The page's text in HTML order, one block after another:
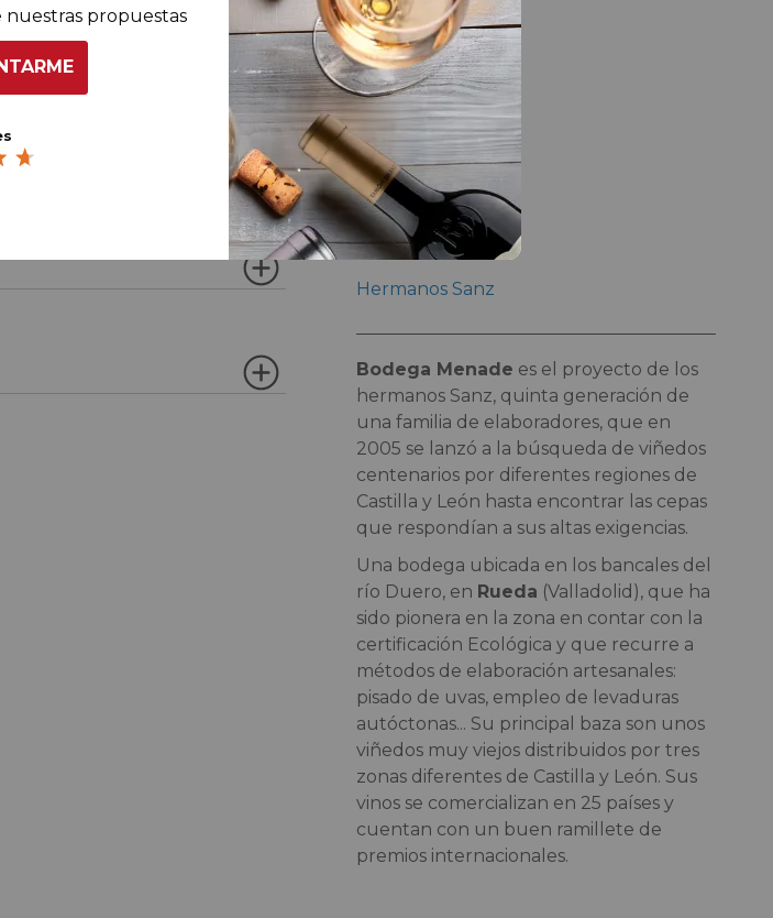
y elegante.
Bodega
Bodega Menade
Enólogo
Richard Sanz
Bodeguero
Hermanos Sanz
Bodega Menade es el proyecto de los
hermanos Sanz, quinta generación de
una familia de elaboradores, que en
2005 se lanzó a la búsqueda de viñedos
centenarios por diferentes regiones de
Castilla y León hasta encontrar las cepas
que respondían a sus altas exigencias.
Una bodega ubicada en los bancales del
río Duero, en Rueda (Valladolid), que ha
sido pionera en la zona en contar con la
certificación Ecológica y que recurre a
métodos de elaboración artesanales:
pisado de uvas, empleo de levaduras
autóctonas... Su principal baza son unos
viñedos muy viejos distribuidos por tres
zonas diferentes de Castilla y León. Sus
vinos se comercializan en 25 países y
cuentan con un buen ramillete de
premios internacionales.
nuestras propuestas